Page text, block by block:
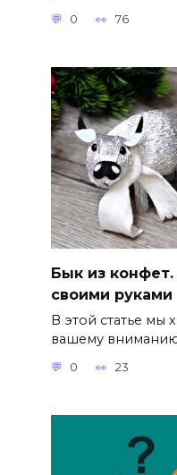
0 76
Бык из
своими руками
В этой статье мы
вашему
0 23